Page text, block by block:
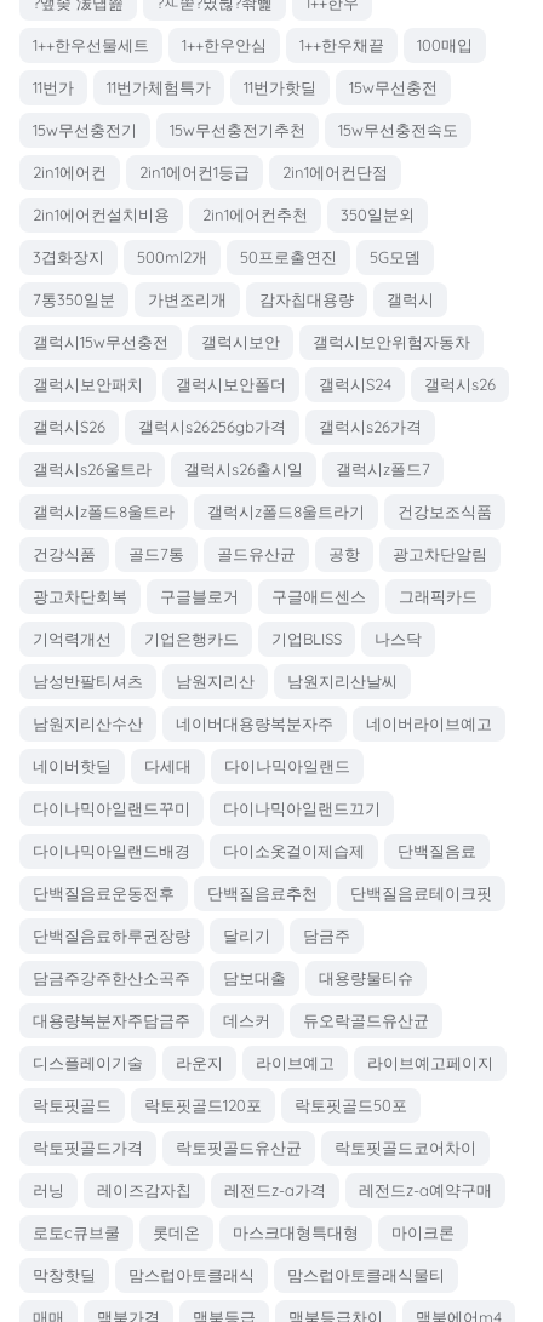
1++한우선물세트 1++한우안심 1++한우채끝 100매입
11번가 11번가체험특가 11번가핫딜 15w무선충전
15w무선충전기 15w무선충전기추천 15w무선충전속도
2in1에어컨 2in1에어컨1등급 2in1에어컨단점
2in1에어컨설치비용 2in1에어컨추천 350일분외
3겹화장지 500ml2개 50프로출연진 5G모뎀
7통350일분 가변조리개 감자칩대용량 갤럭시
갤럭시15w무선충전 갤럭시보안 갤럭시보안위험자동차
갤럭시보안패치 갤럭시보안폴더 갤럭시S24 갤럭시s26
갤럭시S26 갤럭시s26256gb가격 갤럭시s26가격
갤럭시s26울트라 갤럭시s26출시일 갤럭시z폴드7
갤럭시z폴드8울트라 갤럭시z폴드8울트라기 건강보조식품
건강식품 골드7통 골드유산균 공항 광고차단알림
광고차단회복 구글블로거 구글애드센스 그래픽카드
기억력개선 기업은행카드 기업BLISS 나스닥
남성반팔티셔츠 남원지리산 남원지리산날씨
남원지리산수산 네이버대용량복분자주 네이버라이브예고
네이버핫딜 다세대 다이나믹아일랜드
다이나믹아일랜드꾸미 다이나믹아일랜드끄기
다이나믹아일랜드배경 다이소옷걸이제습제 단백질음료
단백질음료운동전후 단백질음료추천 단백질음료테이크핏
단백질음료하루권장량 달리기 담금주
담금주강주한산소곡주 담보대출 대용량물티슈
대용량복분자주담금주 데스커 듀오락골드유산균
디스플레이기술 라운지 라이브예고 라이브예고페이지
락토핏골드 락토핏골드120포 락토핏골드50포
락토핏골드가격 락토핏골드유산균 락토핏골드코어차이
러닝 레이즈감자칩 레전드z-a가격 레전드z-a예약구매
로토c큐브쿨 롯데온 마스크대형특대형 마이크론
막창핫딜 맘스럽아토클래식 맘스럽아토클래식물티
매매 맥북가격 맥북등급 맥북등급차이 맥북에어m4